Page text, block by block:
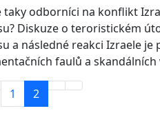
taky odborníci na konflikt
Diskuze o teroristickém
a následné reakci Izraele je
faulů a skandálních
1 2